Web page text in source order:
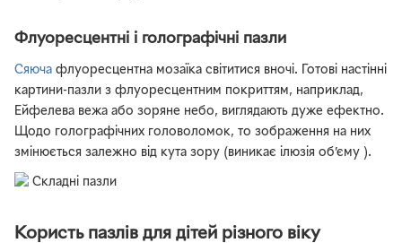
Флуоресцентні і голографічні пазли
Сяюча флуоресцентна мозаїка світитися вночі. Готові настінні
картини-пазли з флуоресцентним покриттям, наприклад,
Ейфелева вежа або зоряне небо, виглядають дуже ефектно.
Щодо голографічних головоломок, то зображення на них
змінюється залежно від кута зору (виникає ілюзія об’єму ).
Користь пазлів для дітей різного віку